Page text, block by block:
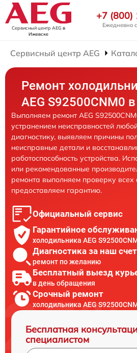
Сервисный центр AEG в
Ижевске
+7
Ежедневно
Сервисный центр AEG
Ремонт
AEG S92500CNM0
Выполняем ремонт AEG
устранением неисправностей
диагностику, выявляем причины
неисправные детали и
работоспособность устройства.
или рекомендованные
ремонта выполняем проверку
предоставляем гарантию.
Официальный сервис
Гарантийное
холодильника AEG
Диагностика за наш
ремонт по желанию
Бесплатный выезд
в день обращения
Срочный ремонт
холодильника AEG
Бесплатная
специалистом